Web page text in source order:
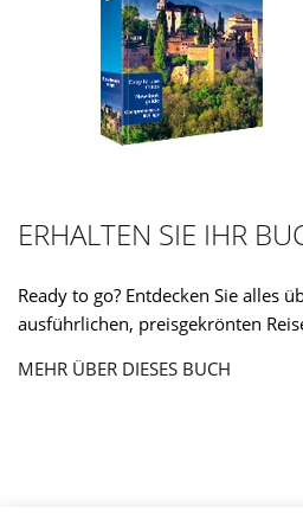
ERHALTEN SIE IHR
Ready to go? Entdecken Sie alles
ausführlichen, preisgekrönten
MEHR ÜBER DIESES BUCH